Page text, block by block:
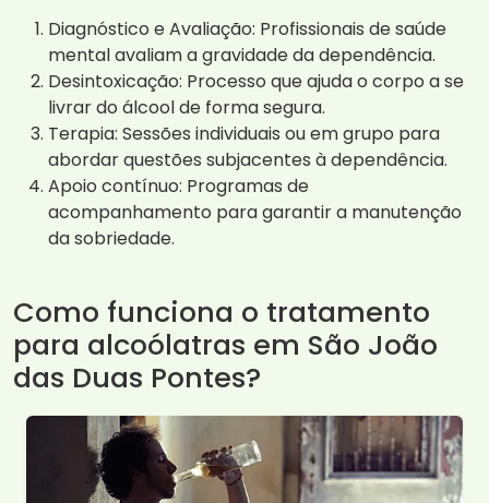
Diagnóstico e Avaliação: Profissionais de saúde
mental avaliam a gravidade da dependência.
Desintoxicação: Processo que ajuda o corpo a se
livrar do álcool de forma segura.
Terapia: Sessões individuais ou em grupo para
abordar questões subjacentes à dependência.
Apoio contínuo: Programas de
acompanhamento para garantir a manutenção
da sobriedade.
Como funciona o tratamento
para alcoólatras em São João
das Duas Pontes?